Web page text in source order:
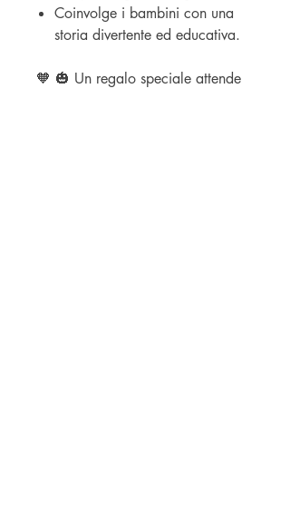
Coinvolge i bambini con una
storia divertente ed educativa.
🧡 🎃 Un regalo speciale attende